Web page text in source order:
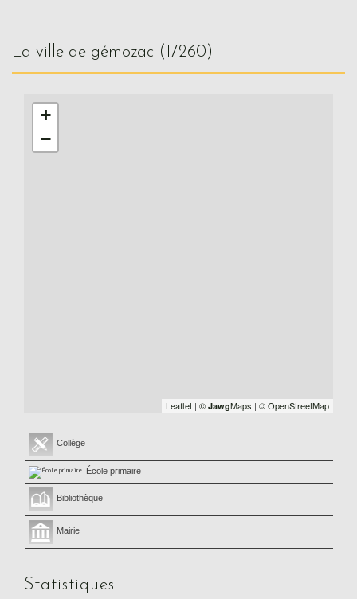
la ville de gémozac (17260)
+
−
Leaflet | © JawgMaps | © OpenStreetMap
Collège
École primaire
Bibliothèque
Mairie
Statistiques